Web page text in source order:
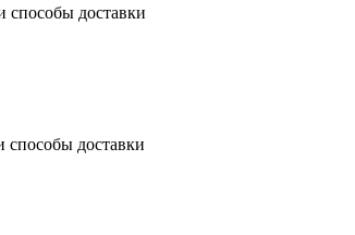
способы доставки
способы доставки